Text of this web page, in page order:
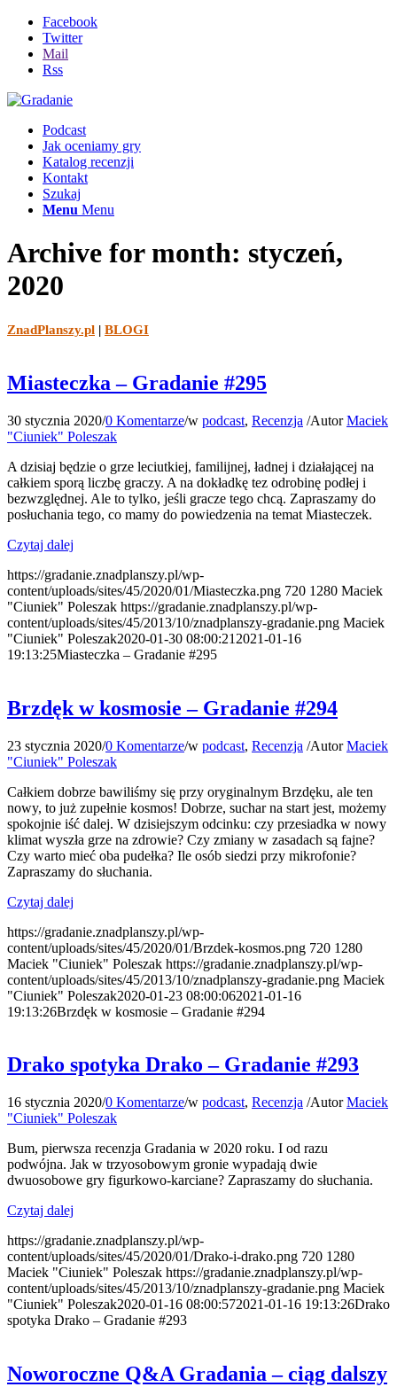
Facebook
Twitter
Mail
Rss
Podcast
Jak oceniamy gry
Katalog recenzji
Kontakt
Szukaj
Menu Menu
Archive for month: styczeń,
2020
ZnadPlanszy.pl | BLOGI
Miasteczka – Gradanie #295
30 stycznia 2020/0 Komentarze/w podcast, Recenzja /AutorMaciek
"Ciuniek" Poleszak
A dzisiaj będzie o grze leciutkiej, familijnej, ładnej i działającej na
całkiem sporą liczbę graczy. A na dokładkę tez odrobinę podłej i
bezwzględnej. Ale to tylko, jeśli gracze tego chcą. Zapraszamy do
posłuchania tego, co mamy do powiedzenia na temat Miasteczek.
Czytaj dalej
https://gradanie.znadplanszy.pl/wp-
content/uploads/sites/45/2020/01/Miasteczka.png 720 1280 Maciek
"Ciuniek" Poleszak https://gradanie.znadplanszy.pl/wp-
content/uploads/sites/45/2013/10/znadplanszy-gradanie.png Maciek
"Ciuniek" Poleszak2020-01-30 08:00:21 2021-01-16
19:13:25Miasteczka – Gradanie #295
Brzdęk w kosmosie – Gradanie #294
23 stycznia 2020/0 Komentarze/w podcast, Recenzja /AutorMaciek
"Ciuniek" Poleszak
Całkiem dobrze bawiliśmy się przy oryginalnym Brzdęku, ale ten
nowy, to już zupełnie kosmos! Dobrze, suchar na start jest, możemy
spokojnie iść dalej. W dzisiejszym odcinku: czy przesiadka w nowy
klimat wyszła grze na zdrowie? Czy zmiany w zasadach są fajne?
Czy warto mieć oba pudełka? Ile osób siedzi przy mikrofonie?
Zapraszamy do słuchania.
Czytaj dalej
https://gradanie.znadplanszy.pl/wp-
content/uploads/sites/45/2020/01/Brzdek-kosmos.png 720 1280
Maciek "Ciuniek" Poleszak https://gradanie.znadplanszy.pl/wp-
content/uploads/sites/45/2013/10/znadplanszy-gradanie.png Maciek
"Ciuniek" Poleszak2020-01-23 08:00:062021-01-16
19:13:26Brzdęk w kosmosie – Gradanie #294
Drako spotyka Drako – Gradanie #293
16 stycznia 2020/0 Komentarze/w podcast, Recenzja /AutorMaciek
"Ciuniek" Poleszak
Bum, pierwsza recenzja Gradania w 2020 roku. I od razu
podwójna. Jak w trzyosobowym gronie wypadają dwie
dwuosobowe gry figurkowo-karciane? Zapraszamy do słuchania.
Czytaj dalej
https://gradanie.znadplanszy.pl/wp-
content/uploads/sites/45/2020/01/Drako-i-drako.png 720 1280
Maciek "Ciuniek" Poleszak https://gradanie.znadplanszy.pl/wp-
content/uploads/sites/45/2013/10/znadplanszy-gradanie.png Maciek
"Ciuniek" Poleszak2020-01-16 08:00:572021-01-16 19:13:26Drako
spotyka Drako – Gradanie #293
Noworoczne Q&A Gradania – ciąg dalszy